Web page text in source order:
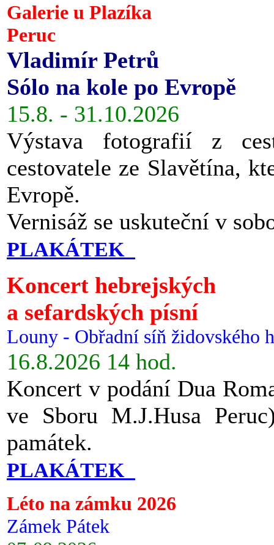
Galerie u Plazíka
Peruc
Vladimír Petrů
Sólo na kole po Evropě
15.8. - 31.10.2026
Výstava fotografií z
cestovatele ze Slavětína,
Evropě.
Vernisáž se uskuteční v
PLAKÁTEK
Koncert hebrejských
a sefardských písní
Louny - Obřadní síň židovského
16.8.2026 14 hod.
Koncert v podání Dua
ve Sboru M.J.Husa
památek.
PLAKÁTEK
Léto na zámku 2026
Zámek Pátek